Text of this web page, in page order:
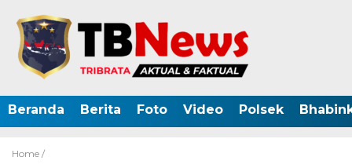
Beranda Berita Foto Video Polsek
Home /